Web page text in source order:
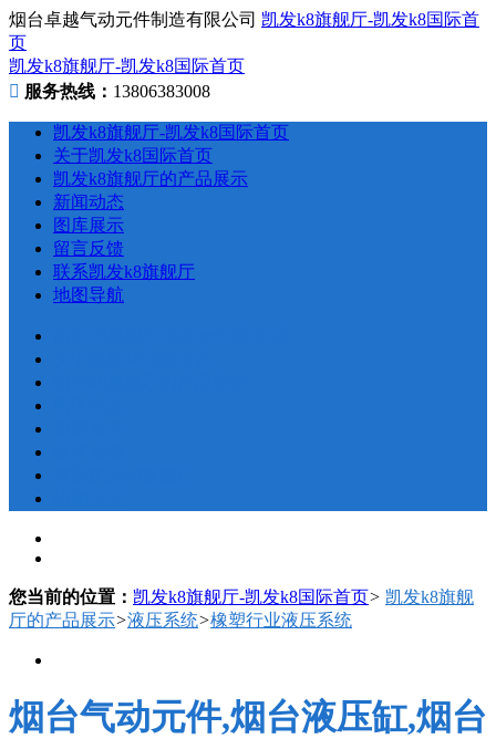
烟台卓越气动元件制造有限公司 凯发k8旗舰厅-凯发k8国际首
页
凯发k8旗舰厅-凯发k8国际首页
服务热线： 13806383008
凯发k8旗舰厅-凯发k8国际首页
关于凯发k8国际首页
凯发k8旗舰厅的产品展示
新闻动态
图库展示
留言反馈
联系凯发k8旗舰厅
地图导航
您当前的位置： 凯发k8旗舰厅-凯发k8国际首页> 凯发k8旗舰
厅的产品展示>液压系统>橡塑行业液压系统
烟台气动元件,烟台液压缸,烟台